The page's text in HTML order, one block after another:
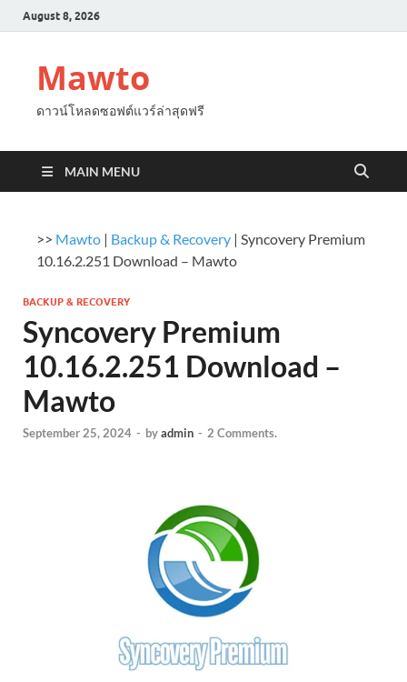
August 8, 2026
Mawto
ดาวน์โหลดซอฟต์แวร์ล่าสุดฟรี
MAIN MENU
>> Mawto | Backup & Recovery | Syncovery Premium
10.16.2.251 Download – Mawto
BACKUP & RECOVERY
Syncovery Premium
10.16.2.251 Download –
Mawto
September 25, 2024 - byadmin - 2 Comments.